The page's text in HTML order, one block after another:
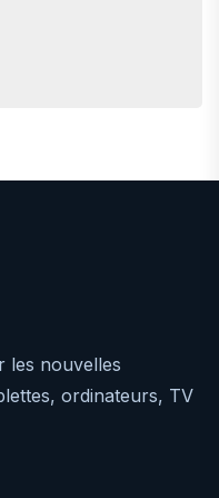
les nouvelles
ordinateurs, TV